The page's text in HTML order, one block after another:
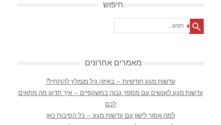
חיפוש
מאמרים אחרונים
עדשות מגע חודשיות – באיזה גיל מומלץ להתחיל?
עדשות מגע לאנשים עם מספר גבוה במשקפיים – איך תדעו מה מתאים
לכם
למה אסור לישון עם עדשות מגע – כל הסיבות כאן